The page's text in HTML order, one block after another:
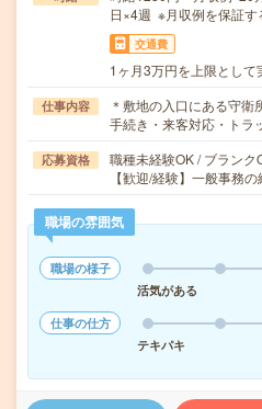
日×4週 ※月収例を保証す
交通費
1ヶ月3万円を上限として
仕事内容
＊敷地の入口にある守衛
手続き・来客対応・ト
応募資格
職種未経験OK / ブランク
【歓迎/経験】一般事務
職場の雰囲気
職場の様子
活気がある
仕事の仕方
テキパキ